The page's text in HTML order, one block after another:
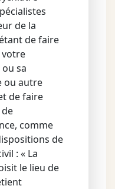
de la
de faire
sa
ou autre
de faire
comme
de
: « La
le lieu de